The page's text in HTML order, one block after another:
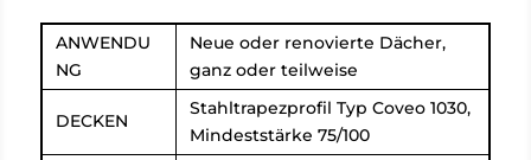
ANWENDU
NG
Neue oder renovierte Dächer,
ganz oder teilweise
DECKEN
Stahltrapezprofil Typ Coveo 1030,
Mindeststärke 75/100